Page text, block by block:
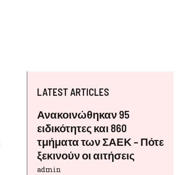
LATEST ARTICLES
Ανακοινώθηκαν 95
ειδικότητες και 860
τμήματα των ΣΑΕΚ – Πότε
ξεκινούν οι αιτήσεις
admin